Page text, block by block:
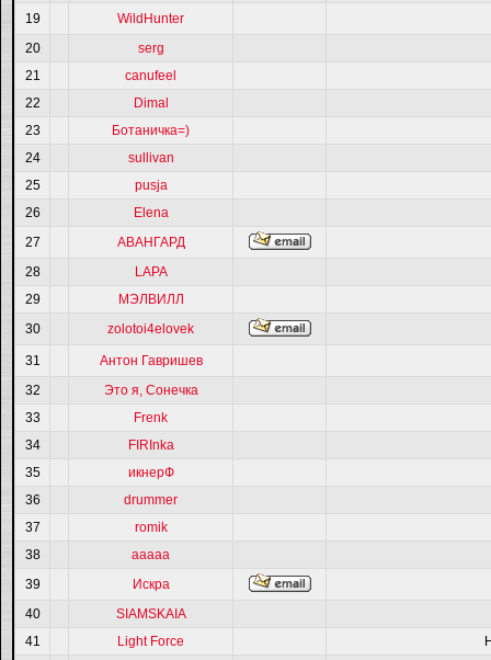
19
WildHunter
20
serg
21
canufeel
22
Dimal
23
Ботаничка=)
24
sullivan
25
pusja
26
Elena
27
АВАНГАРД
28
LAPA
29
МЭЛВИЛЛ
30
zolotoi4elovek
31
Антон Гавришев
32
Это я, Сонечка
33
Frenk
34
FIRInka
35
икнерФ
36
drummer
37
romik
38
ааааа
39
Искра
40
SIAMSKAIA
41
Light Force